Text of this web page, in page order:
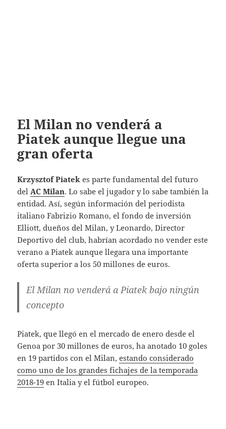
El Milan no venderá a
Piatek aunque llegue una
gran oferta
Krzysztof Piatek es parte fundamental del futuro
delAC Milan. Lo sabe el jugador y lo sabe también la
entidad. Así, según información del periodista
italiano Fabrizio Romano, el fondo de inversión
Elliott, dueños del Milan, y Leonardo, Director
Deportivo del club, habrían acordado no vender este
verano a Piatek aunque llegara una importante
oferta superior a los 50 millones de euros.
El Milan no venderá a Piatek bajo ningún
concepto
Piatek, que llegó en el mercado de enero desde el
Genoa por 30 millones de euros, ha anotado 10 goles
en 19 partidos con el Milan,estando considerado
como uno de los grandes fichajes de la temporada
2018-19 en Italia y el fútbol europeo.